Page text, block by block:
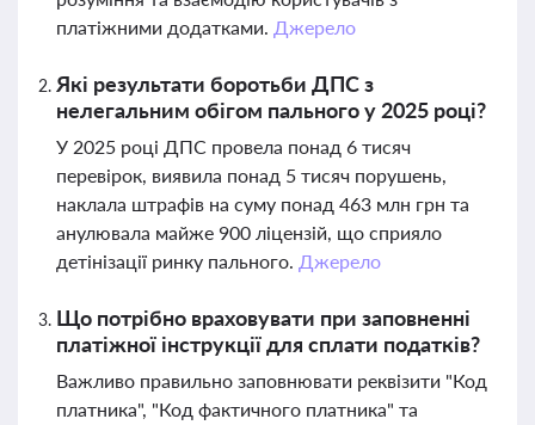
платіжними додатками. Джерело
Які результати боротьби ДПС з
нелегальним обігом пального у 2025 році?
У 2025 році ДПС провела понад 6 тисяч
перевірок, виявила понад 5 тисяч порушень,
наклала штрафів на суму понад 463 млн грн та
анулювала майже 900 ліцензій, що сприяло
детінізації ринку пального. Джерело
Що потрібно враховувати при заповненні
платіжної інструкції для сплати податків?
Важливо правильно заповнювати реквізити "Код
платника", "Код фактичного платника" та